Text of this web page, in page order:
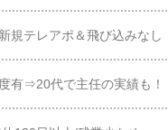
規テレアポ＆飛び込みなし
有⇒20代で主任の実績も！